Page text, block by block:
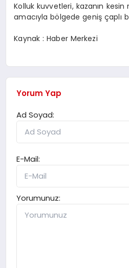
Kolluk kuvvetleri, kazanın
amacıyla bölgede geniş çaplı
Kaynak : Haber Merkezi
Yorum Yap
Ad Soyad:
E-Mail:
Yorumunuz: